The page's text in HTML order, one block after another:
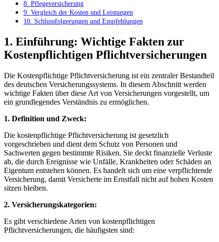
8. Pflegeversicherung
9.​ Vergleich der​ Kosten und Leistungen
10. Schlussfolgerungen und Empfehlungen
1. Einführung: ⁣Wichtige Fakten zur
Kostenpflichtigen Pflichtversicherungen
Die Kostenpflichtige Pflichtversicherung ist ein zentraler Bestandteil
des deutschen Versicherungssystems. In diesem ‍Abschnitt werden
wichtige ‍Fakten über ⁣diese Art von Versicherungen vorgestellt, um
ein grundlegendes Verständnis zu ermöglichen.
1. ⁣Definition und Zweck:
Die kostenpflichtige Pflichtversicherung ist gesetzlich
vorgeschrieben und dient dem Schutz von Personen und
Sachwerten gegen bestimmte Risiken. Sie deckt finanzielle Verluste
ab, die durch Ereignisse wie Unfälle, Krankheiten oder Schäden an
⁤Eigentum ⁢entstehen können. Es handelt sich ‍um⁤ eine verpflichtende
Versicherung, damit Versicherte im Ernstfall nicht auf hohen Kosten
‍sitzen bleiben.
2. Versicherungskategorien:
Es⁣ gibt verschiedene Arten von kostenpflichtigen
Pflichtversicherungen, die häufigsten sind: